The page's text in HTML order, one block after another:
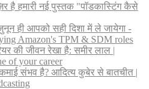
है हमारी नई पुस्तक "पॉडकास्टिंग कैसे
ही आपको सही दिशा में ले जायेगा -
Amazon's TPM & SDM roles
की जीवन रेखा है: समीर लाल |
of your career
संभव है? आदित्य कुबेर से बातचीत |